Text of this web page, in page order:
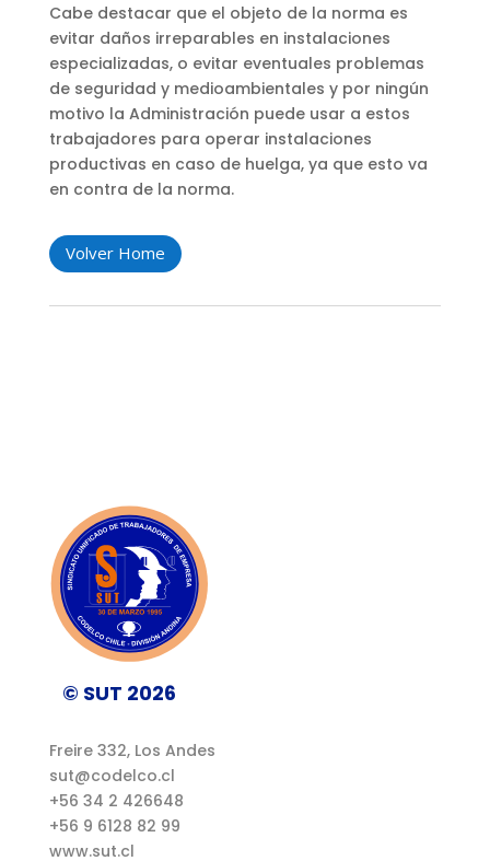
Cabe destacar que el objeto de la norma es
evitar daños irreparables en instalaciones
especializadas, o evitar eventuales problemas
de seguridad y medioambientales y por ningún
motivo la Administración puede usar a estos
trabajadores para operar instalaciones
productivas en caso de huelga, ya que esto va
en contra de la norma.
Volver Home
© SUT 2026
Freire 332, Los Andes
sut@codelco.cl
+56 34 2 426648
+56 9 6128 82 99
www.sut.cl